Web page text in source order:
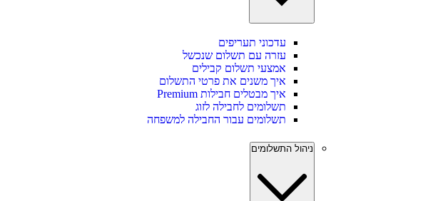
עדכוני תעריפים
עזרה עם תשלום שנכשל
אמצעי תשלום קבילים
איך משנים את פרטי התשלום
איך מבטלים חבילות Premium
תשלומים לחבילה לזוג
תשלומים עבור החבילה למשפחה
ניהול התשלומים